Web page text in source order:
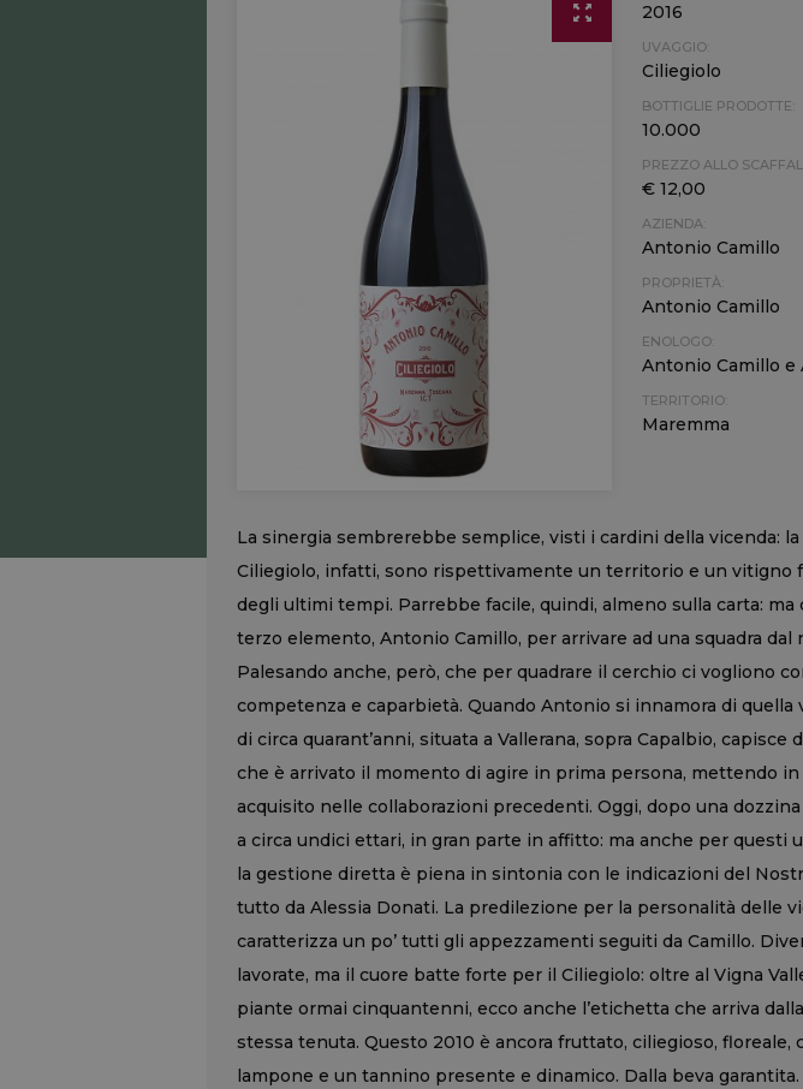
2016
UVAGGIO:
Ciliegiolo
BOTTIGLIE PRODOTTE:
10.000
PREZZO ALLO
€ 12,00
AZIENDA:
Antonio Camillo
PROPRIETÀ:
Antonio Camillo
ENOLOGO:
Antonio Camillo e
TERRITORIO:
Maremma
La sinergia sembrerebbe semplice, visti i cardini della vicenda:
Ciliegiolo, infatti, sono rispettivamente un territorio e un vitigno
degli ultimi tempi. Parrebbe facile, quindi, almeno sulla carta: ma
terzo elemento, Antonio Camillo, per arrivare ad una squadra
Palesando anche, però, che per quadrare il cerchio ci vogliono
competenza e caparbietà. Quando Antonio si innamora di quella
di circa quarant’anni, situata a Vallerana, sopra Capalbio, capisce
che è arrivato il momento di agire in prima persona, mettendo
acquisito nelle collaborazioni precedenti. Oggi, dopo una dozzina
a circa undici ettari, in gran parte in affitto: ma anche per questi
la gestione diretta è piena in sintonia con le indicazioni del
tutto da Alessia Donati. La predilezione per la personalità delle
caratterizza un po’ tutti gli appezzamenti seguiti da Camillo.
lavorate, ma il cuore batte forte per il Ciliegiolo: oltre al Vigna
piante ormai cinquantenni, ecco anche l’etichetta che arriva
stessa tenuta. Questo 2010 è ancora fruttato, ciliegioso, floreale,
lampone e un tannino presente e dinamico. Dalla beva garantita.